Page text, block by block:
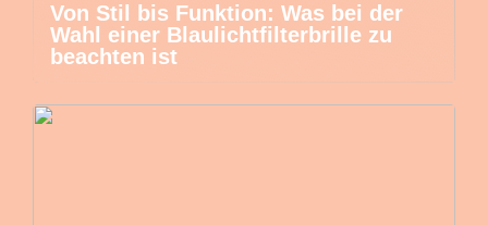
Von Stil bis Funktion: Was bei der
Wahl einer Blaulichtfilterbrille zu
beachten ist